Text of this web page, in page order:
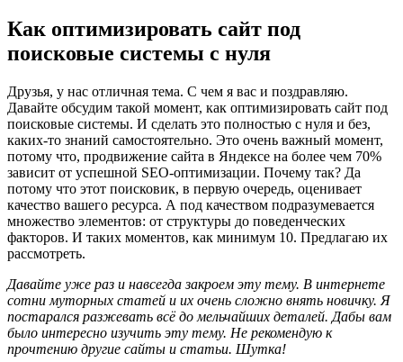
Как оптимизировать сайт под
поисковые системы с нуля
Друзья, у нас отличная тема. С чем я вас и поздравляю.
Давайте обсудим такой момент, как оптимизировать сайт под
поисковые системы. И сделать это полностью с нуля и без,
каких-то знаний самостоятельно. Это очень важный момент,
потому что, продвижение сайта в Яндексе на более чем 70%
зависит от успешной SEO-оптимизации. Почему так? Да
потому что этот поисковик, в первую очередь, оценивает
качество вашего ресурса. А под качеством подразумевается
множество элементов: от структуры до поведенческих
факторов. И таких моментов, как минимум 10. Предлагаю их
рассмотреть.
Давайте уже раз и навсегда закроем эту тему. В интернете
сотни муторных статей и их очень сложно внять новичку. Я
постарался разжевать всё до мельчайших деталей. Дабы вам
было интересно изучить эту тему. Не рекомендую к
прочтению другие сайты и статьи. Шутка!